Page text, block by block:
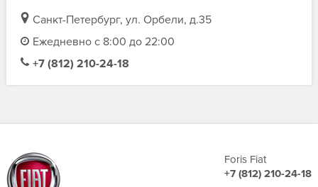
Санкт-Петербург, ул. Орбели, д.35
Ежедневно с 8:00 до 22:00
+7 (812) 210-24-18
Foris Fiat
+7 (812) 210-24-18